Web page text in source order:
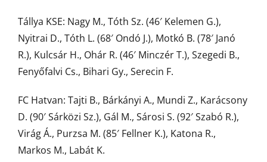
Tállya KSE: Nagy M., Tóth Sz. (46′ Kelemen G.),
Nyitrai D., Tóth L. (68′ Ondó J.), Motkó B. (78′ Janó
R.), Kulcsár H., Ohár R. (46′ Minczér T.), Szegedi B.,
Fenyőfalvi Cs., Bihari Gy., Serecin F.
FC Hatvan: Tajti B., Bárkányi A., Mundi Z., Karácsony
D. (90′ Sárközi Sz.), Gál M., Sárosi S. (92′ Szabó R.),
Virág Á., Purzsa M. (85′ Fellner K.), Katona R.,
Markos M., Labát K.